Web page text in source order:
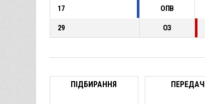
17 ОПВ
29 ОЗ
ПІДБИРАННЯ